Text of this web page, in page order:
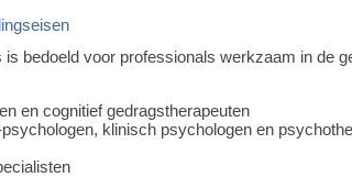
bedoeld voor professionals werkzaam in de
en cognitief gedragstherapeuten
klinisch psychologen en